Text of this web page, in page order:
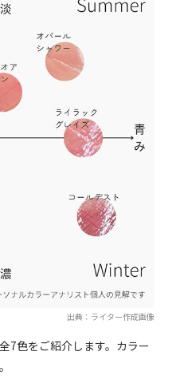
出典：ライター作成画像
7色をご紹介します。カラー